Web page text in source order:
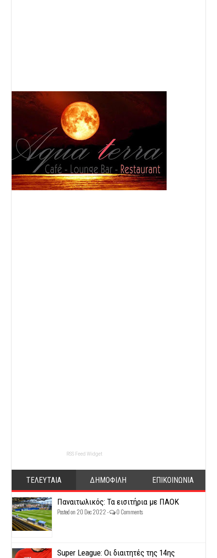
RSS Feed Widget
ΤΕΛΕΥΤΑΙΑ ΔΗΜΟΦΙΛΗ ΕΠΙΚΟΙΝΩΝΙΑ
Παναιτωλικός: Τα εισιτήρια με ΠΑΟΚ
Posted on 20 Dec 2022 - 0 Comments
Super League: Οι διαιτητές της 14ης